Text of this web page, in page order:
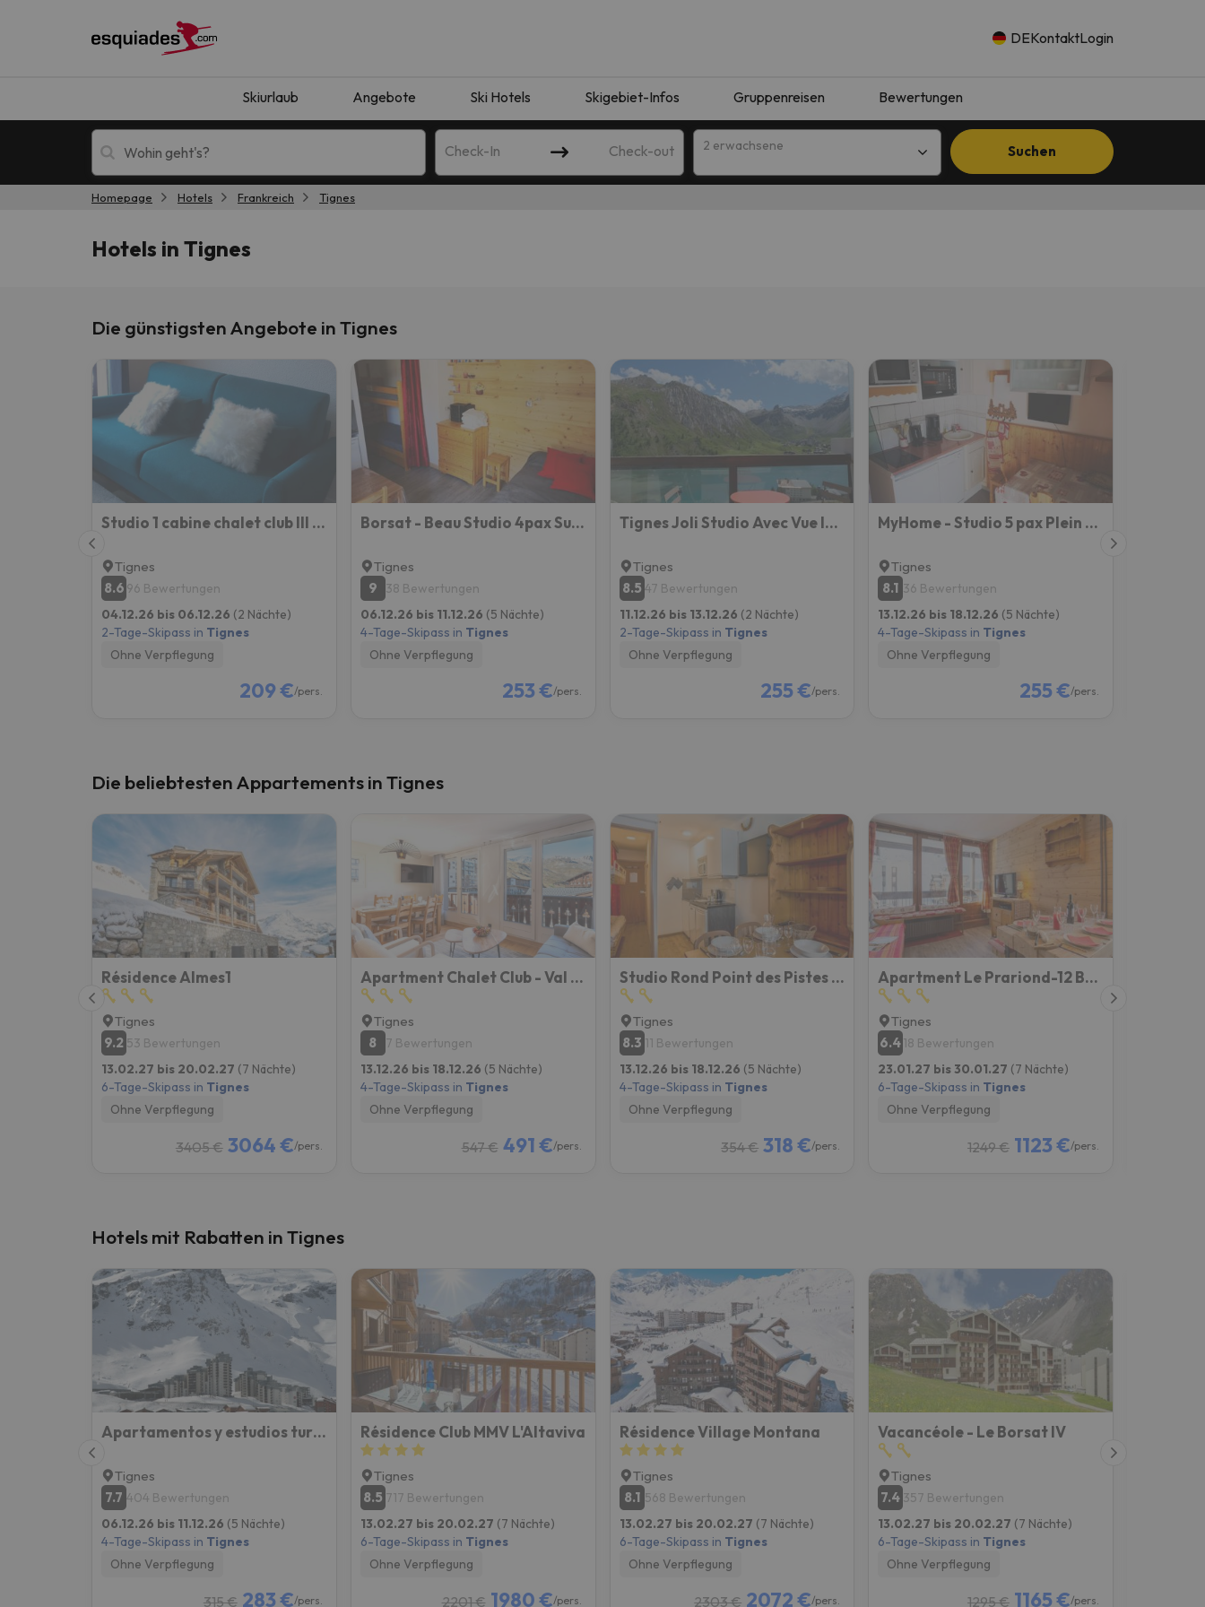
DEKontaktLogin
Skiurlaub Angebote Ski Hotels Skigebiet-Infos Gruppenreisen Bewertungen
Check-In Check-out 2 erwachsene Suchen
Oops, wir haben keine Ergebnisse gefunden, die Ihrer Suche entsprechen. Versuchen Sie, das Ziel zu ändern.
Es sieht so aus, als hätte sich unser Sucher verirrt. Sobald er seinen Kompass gefunden hat, wird er zurück sein.
Homepage Hotels Frankreich Tignes
Hotels in Tignes
Die günstigsten Angebote in Tignes
Studio 1 cabine chalet club III refait à neuf
Tignes
8.6 96 Bewertungen
04.12.26 bis 06.12.26 (2 Nächte)
2-Tage-Skipass in Tignes
Ohne Verpflegung
209 €/pers.
Borsat - Beau Studio 4pax Sur Les Pistes, Avec Balcon
Tignes
9
38 Bewertungen
06.12.26 bis 11.12.26 (5 Nächte)
4-Tage-Skipass in Tignes
Ohne Verpflegung
253 €/pers.
Tignes Joli Studio Avec Vue Imprenable Sur Le Lac
Tignes
8.5 47 Bewertungen
11.12.26 bis 13.12.26 (2 Nächte)
2-Tage-Skipass in Tignes
Ohne Verpflegung
255 €/pers.
MyHome - Studio 5 pax Plein Soleil - Propre, bon marché, emplacement top !
Tignes
8.1 36 Bewertungen
13.12.26 bis 18.12.26 (5 Nächte)
4-Tage-Skipass in Tignes
Ohne Verpflegung
255 €/pers.
Die beliebtesten Appartements in Tignes
Résidence Almes1
Tignes
9.2 53 Bewertungen
13.02.27 bis 20.02.27 (7 Nächte)
6-Tage-Skipass in Tignes
Ohne Verpflegung
3405 € 3064 €/pers.
Apartment Chalet Club - Val Claret-8 By Interhome
Tignes
8
7 Bewertungen
13.12.26 bis 18.12.26 (5 Nächte)
4-Tage-Skipass in Tignes
Ohne Verpflegung
547 € 491 €/pers.
Studio Rond Point des Pistes - Val Claret-12 by Interhome
Tignes
8.3 11 Bewertungen
13.12.26 bis 18.12.26 (5 Nächte)
4-Tage-Skipass in Tignes
Ohne Verpflegung
354 € 318 €/pers.
Apartment Le Prariond-12 By Interhome
Tignes
6.418 Bewertungen
23.01.27 bis 30.01.27 (7 Nächte)
6-Tage-Skipass in Tignes
Ohne Verpflegung
1249 € 1123 €/pers.
Hotels mit Rabatten in Tignes
Apartamentos y estudios turísticos en Val Claret (Tignes)
Tignes
7.7 404 Bewertungen
06.12.26 bis 11.12.26 (5 Nächte)
4-Tage-Skipass in Tignes
Ohne Verpflegung
315 € 283 €/pers.
Résidence Club MMV L'Altaviva
Tignes
8.5 717 Bewertungen
13.02.27 bis 20.02.27 (7 Nächte)
6-Tage-Skipass in Tignes
Ohne Verpflegung
2201 € 1980 €/pers.
Résidence Village Montana
Tignes
8.1 568 Bewertungen
13.02.27 bis 20.02.27 (7 Nächte)
6-Tage-Skipass in Tignes
Ohne Verpflegung
2303 € 2072 €/pers.
Vacancéole - Le Borsat IV
Tignes
7.4 357 Bewertungen
13.02.27 bis 20.02.27 (7 Nächte)
6-Tage-Skipass in Tignes
Ohne Verpflegung
1295 € 1165 €/pers.